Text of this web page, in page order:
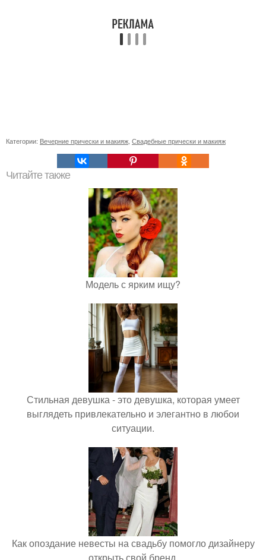
Категории: Вечерние прически и макияж Свадебные прически и макияж
Читайте также
Модель с ярким ищу?
Стильная девушка - это девушка, которая умеет
выглядеть привлекательно и элегантно в любои
ситуации.
Как опоздание невесты на свадьбу помогло дизайнеру